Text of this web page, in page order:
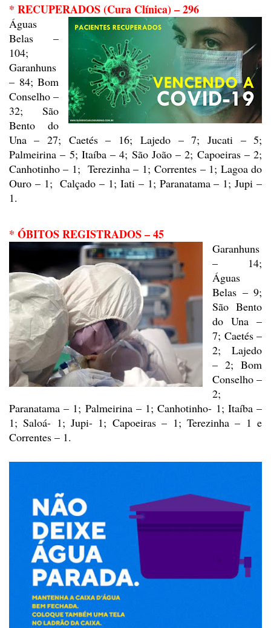
* RECUPERADOS (Cura Clínica) – 296
Águas
Belas –
104;
Garanhuns
– 84; Bom
Conselho –
32; São
Bento do
Una – 27; Caetés – 16; Lajedo – 7; Jucati – 5;
Palmeirina – 5; Itaíba – 4; São João – 2; Capoeiras – 2;
Canhotinho – 1; Terezinha – 1; Correntes – 1; Lagoa do
Ouro – 1; Calçado – 1; Iati –1; Paranatama – 1; Jupi –
1.
* ÓBITOS REGISTRADOS – 45
Garanhuns
– 14;
Águas
Belas – 9;
São Bento
do Una –
7; Caetés –
2; Lajedo
– 2; Bom
Conselho –
2;
Paranatama – 1; Palmeirina – 1; Canhotinho- 1; Itaíba –
1; Saloá- 1; Jupi- 1; Capoeiras – 1; Terezinha – 1 e
Correntes – 1.